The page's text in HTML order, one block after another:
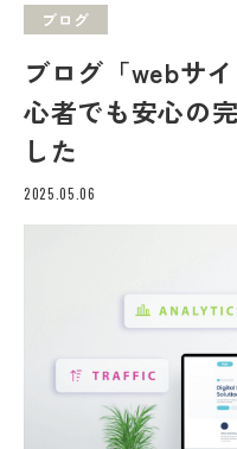
ブログ
ブログ「webサ
心者でも安心の
した
2025.05.06